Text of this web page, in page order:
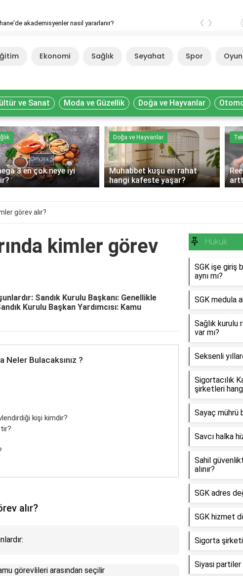
akademisyenler nasıl yararlanır? Milli
‹ ›
Ekonomi Sağlık Seyahat Spor Oyun
ve Sanat Moda ve Güzellik Doğa ve Hayvanlar
3 en çok neye iyi
Doğa ve Hayvanlar
Muhabbet kuşu en rahat
hangi kafeste yaşar?
görev alır?
kimler görev
Sandık Kurulu Başkanı: Genellikle
Kurulu Başkan Yardımcısı: Kamu
Neler Bulacaksınız ?
kişi kimdir?
alır?
görevlileri arasından seçilir
Hukuk
SGK işe giriş
aynı mı?
SGK medula
Sağlık kurulu
var mı?
Seksenli
Sigortacılık
şirketleri
Sayaç mührü
Savcı halka
Sahil
alınır?
SGK adres
SGK hizmet
Sigorta
Siyasi partiler